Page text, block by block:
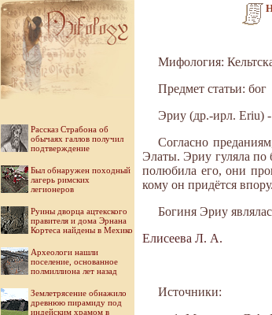
Рассказ Страбона об
обычаях галлов получил
подтверждение
Был обнаружен походный
лагерь римских
легионеров
Руины дворца ацтекского
правителя и дома Эрнана
Кортеса найдены в Мехико
Археологи нашли
поселение, основанное
полмиллиона лет назад
Землетрясение обнажило
древнюю пирамиду под
индейским храмом в
Мифология:
Предмет статьи: бог
Эриу (др.-ирл. Eriu)
Согласно
Элаты. Эриу гуляла по
полюбила его, они
кому он придётся
Богиня Эриу
Елисеева Л. А.
Источники: